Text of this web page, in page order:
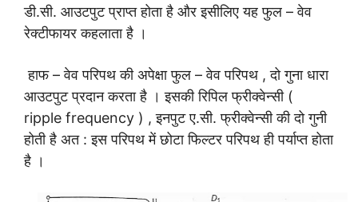
डी.सी. आउटपुट प्राप्त होता है और इसीलिए यह फुल – वेव
रेक्टीफायर कहलाता है ।
हाफ – वेव परिपथ की अपेक्षा फुल – वेव परिपथ , दो गुना धारा
आउटपुट प्रदान करता है । इसकी रिपिल फ्रीक्वेन्सी (
ripple frequency ) , इनपुट ए.सी. फ्रीक्वेन्सी की दो गुनी
होती है अत : इस परिपथ में छोटा फिल्टर परिपथ ही पर्याप्त होता
है ।